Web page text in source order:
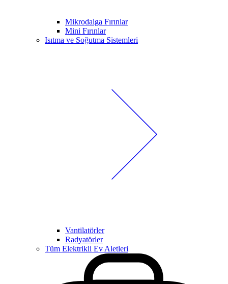
Mikrodalga Fırınlar
Mini Fırınlar
Isıtma ve Soğutma Sistemleri
Vantilatörler
Radyatörler
Tüm Elektrikli Ev Aletleri